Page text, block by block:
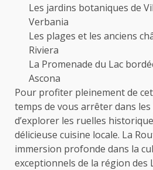
Les jardins botaniques de
Verbania
Les plages et les anciens
Riviera
La Promenade du Lac
Ascona
Pour profiter pleinement de
temps de vous arrêter dans
d’explorer les ruelles
délicieuse cuisine locale. La
immersion profonde dans la
exceptionnels de la région des